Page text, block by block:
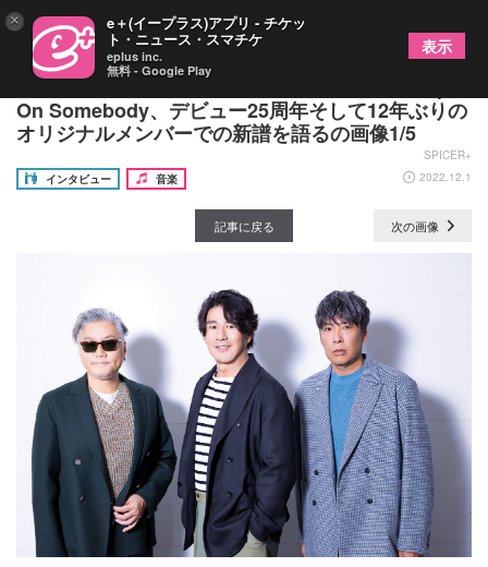
多くのミュージシャンに影響を与え続けるSkoop
On Somebody、デビュー25周年そして12年ぶりの
オリジナルメンバーでの新譜を語るの画像1/5
SPICER+
インタビュー
音楽 2022.12.1
記事に戻る 次の画像
× e＋(イープラス)アプリ - チケッ
ト・ニュース・スマチケ
eplus inc.
無料 - Google Play
表示